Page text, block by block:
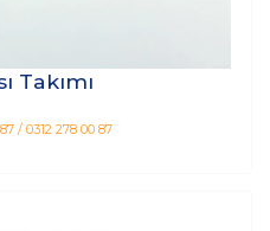
Takımı
/ 0312 278 00 87